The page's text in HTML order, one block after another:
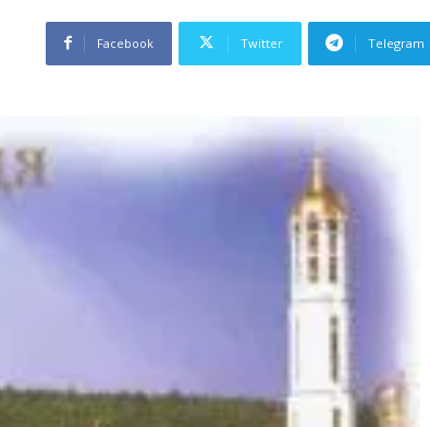
Facebook Twitter Telegram